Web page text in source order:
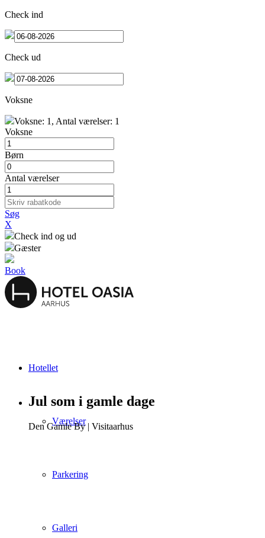
Check ind
Check ud
Voksne
Voksne: 1 , Antal værelser: 1
Voksne
Børn
Antal værelser
Søg
X
Check ind og ud
Gæster
Book
Hotellet
Værelser
Parkering
Galleri
Jul som i gamle dage
Den Gamle By | Visitaarhus